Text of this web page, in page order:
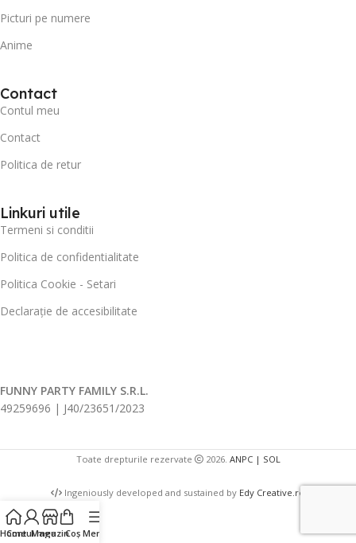
Picturi pe numere
Anime
Contact
Contul meu
Contact
Politica de retur
Linkuri utile
Termeni si conditii
Politica de confidentialitate
Politica Cookie - Setari
Declarație de accesibilitate
FUNNY PARTY FAMILY S.R.L.
49259696 | J40/23651/2023
Toate drepturile rezervate 2026. ANPC | SOL
Ingeniously developed and sustained by Edy Creative.ro
Home
Contul meu
MagazinCoș Meniu